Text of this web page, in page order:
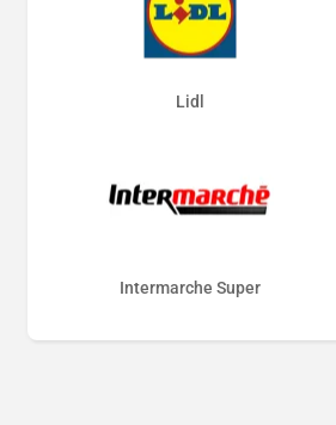
Lidl
Intermarche Super